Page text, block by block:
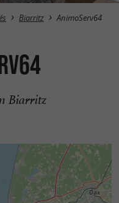
Biarritz AnimoServ64
Biarritz